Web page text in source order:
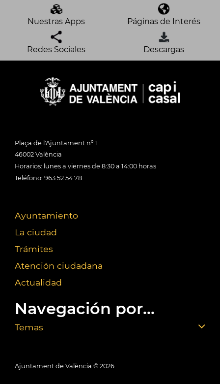
Nuestras Apps Páginas de Interés
Redes Sociales Descargas
Plaça de l'Ajuntament nº 1
46002 València
Horarios: lunes a viernes de 8:30 a 14:00 horas
Teléfono: 963 52 54 78
Ayuntamiento
La ciudad
Trámites
Atención ciudadana
Actualidad
Navegación por...
Temas
Ajuntament de València © 2026